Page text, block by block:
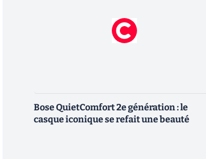
Bose QuietComfort 2e génération : le
casque iconique se refait une beauté